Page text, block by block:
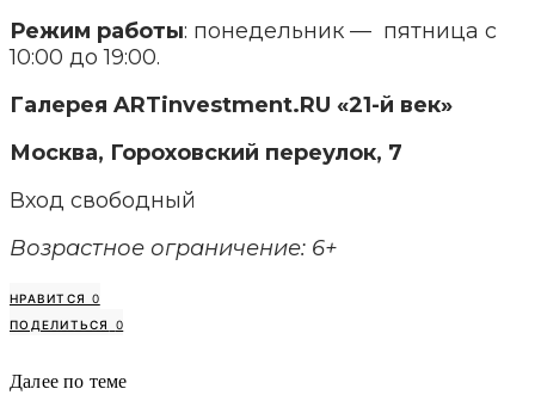
Режим работы: понедельник — пятница с
10:00 до 19:00.
Галерея ARTinvestment.RU «21-й век»
Москва, Гороховский переулок, 7
Вход свободный
Возрастное ограничение: 6+
НРАВИТСЯ 0
ПОДЕЛИТЬСЯ
0
Далее по теме